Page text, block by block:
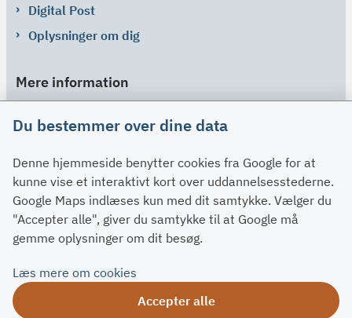
Digital Post
Oplysninger om dig
Mere information
Spørgsmål og svar
Kontakt
Paragraffer
Du bestemmer over dine data
Denne hjemmeside benytter cookies fra Google for at
kunne vise et interaktivt kort over uddannelsesstederne.
Google Maps indlæses kun med dit samtykke. Vælger du
"Accepter alle", giver du samtykke til at Google må
gemme oplysninger om dit besøg.
Læs mere om cookies
Accepter alle